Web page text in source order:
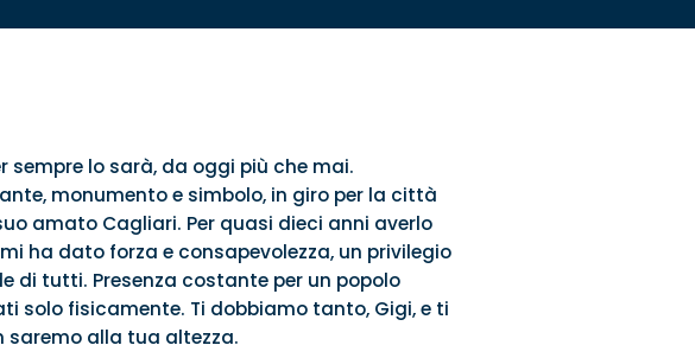
sempre lo sarà, da oggi più che mai.
monumento e simbolo, in giro per la città
amato Cagliari. Per quasi dieci anni averlo
ha dato forza e consapevolezza, un privilegio
di tutti. Presenza costante per un popolo
solo fisicamente. Ti dobbiamo tanto, Gigi, e ti
saremo alla tua altezza.